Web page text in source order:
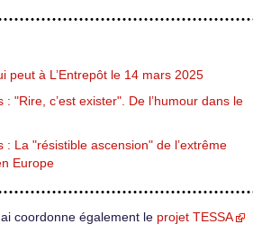
peut à L’Entrepôt le 14 mars 2025
: "Rire, c’est exister". De l’humour dans le
: La "résistible ascension" de l’extrême
Europe
coordonne également le projet TESSA